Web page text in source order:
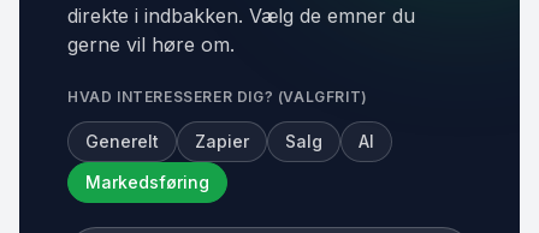
direkte i indbakken. Vælg de emner du
gerne vil høre om.
HVAD INTERESSERER DIG? (VALGFRIT)
Generelt Zapier Salg
AI
Markedsføring